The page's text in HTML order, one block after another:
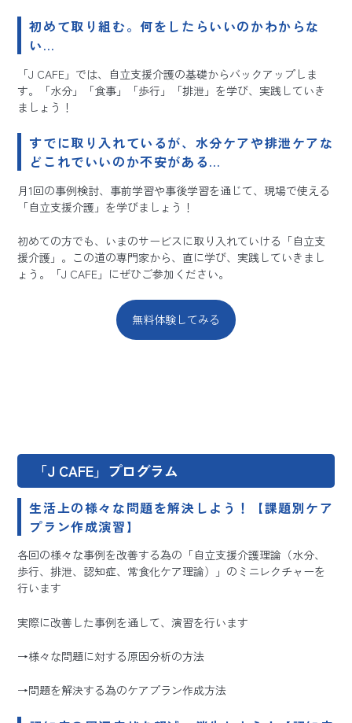
初めて取り組む。何をしたらいいのかわからな
い…
「J CAFE」では、自立支援介護の基礎からバックアップしま
す。「水分」「食事」「歩行」「排泄」を学び、実践していき
ましょう！
すでに取り入れているが、水分ケアや排泄ケアな
どこれでいいのか不安がある…
月1回の事例検討、事前学習や事後学習を通じて、現場で使える
「自立支援介護」を学びましょう！
初めての方でも、いまのサービスに取り入れていける「自立支
援介護」。この道の専門家から、直に学び、実践していきまし
ょう。「J CAFE」にぜひご参加ください。
無料体験してみる
「J CAFE」プログラム
生活上の様々な問題を解決しよう！【課題別ケア
プラン作成演習】
各回の様々な事例を改善する為の「自立支援介護理論（水分、
歩行、排泄、認知症、常食化ケア理論）」のミニレクチャーを
行います
実際に改善した事例を通して、演習を行います
→様々な問題に対する原因分析の方法
→問題を解決する為のケアプラン作成方法